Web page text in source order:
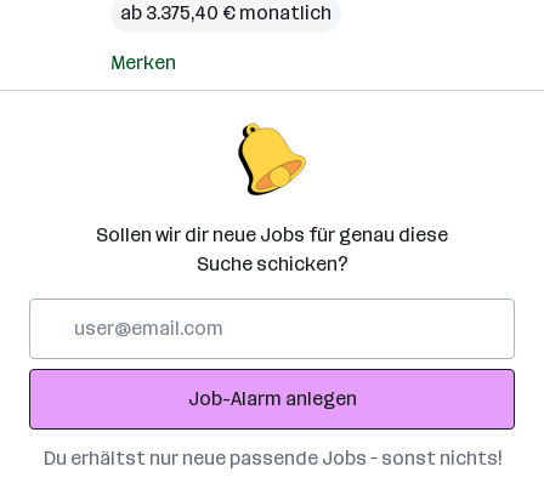
ab 3.375,40 € monatlich
Merken
Sollen wir dir neue Jobs für genau diese
Suche schicken?
Adresse
Job-Alarm anlegen
Du erhältst nur neue passende Jobs – sonst nichts!